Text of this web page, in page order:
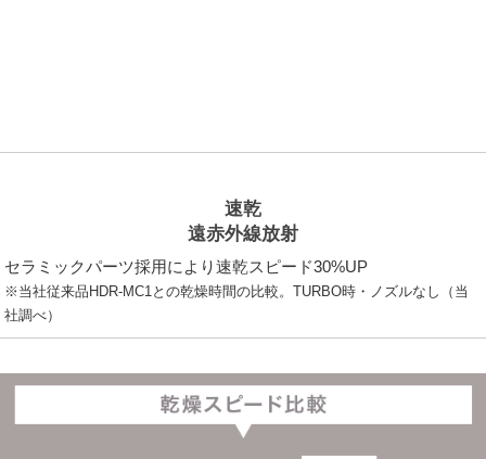
速乾
遠赤外線放射
セラミックパーツ採用により速乾スピード30%UP
※当社従来品HDR-MC1との乾燥時間の比較。TURBO時・ノズルなし（当
社調べ）